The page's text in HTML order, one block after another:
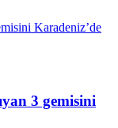
3 gemisini